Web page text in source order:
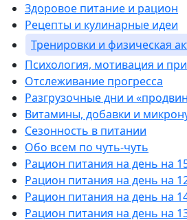
Здоровое питание и рацион
Рецепты и кулинарные идеи
Тренировки и физическая
Психология, мотивация и
Отслеживание прогресса
Разгрузочные дни и
Витамины, добавки и
Сезонность в питании
Обо всем по чуть-чуть
Рацион питания на день на
Рацион питания на день на
Рацион питания на день на
Рацион питания на день на